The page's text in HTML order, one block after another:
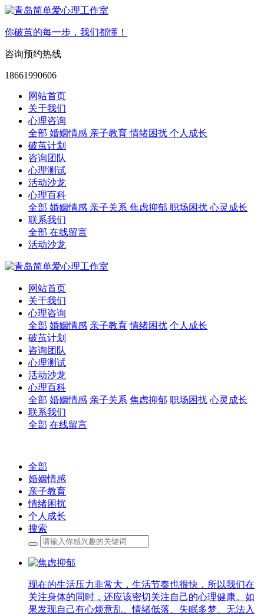
你破茧的每一步，我们都懂！
咨询预约热线
18661990606
网站首页
关于我们
心理咨询
全部 婚姻情感 亲子教育 情绪困扰 个人成长
破茧计划
咨询团队
心理测试
活动沙龙
心理百科
全部 婚姻情感 亲子关系 焦虑抑郁 职场困扰 心灵成长
联系我们
全部 在线留言
活动沙龙
网站首页
关于我们
心理咨询
全部 婚姻情感 亲子教育 情绪困扰 个人成长
破茧计划
咨询团队
心理测试
活动沙龙
心理百科
全部 婚姻情感 亲子关系 焦虑抑郁 职场困扰 心灵成长
联系我们
全部 在线留言
全部
婚姻情感
亲子教育
情绪困扰
个人成长
搜索
现在的生活压力非常大，生活节奏也很快，所以我们在
关注身体的同时，还应该密切关注自己的心理健康。如
果发现自己有心烦意乱、情绪低落、失眠多梦、无法入